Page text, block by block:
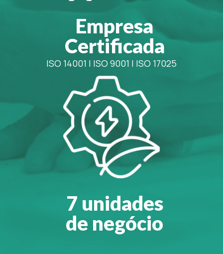
Empresa
Certificada
ISO 14001 | ISO 9001 | ISO 17025
7 unidades
de negócio